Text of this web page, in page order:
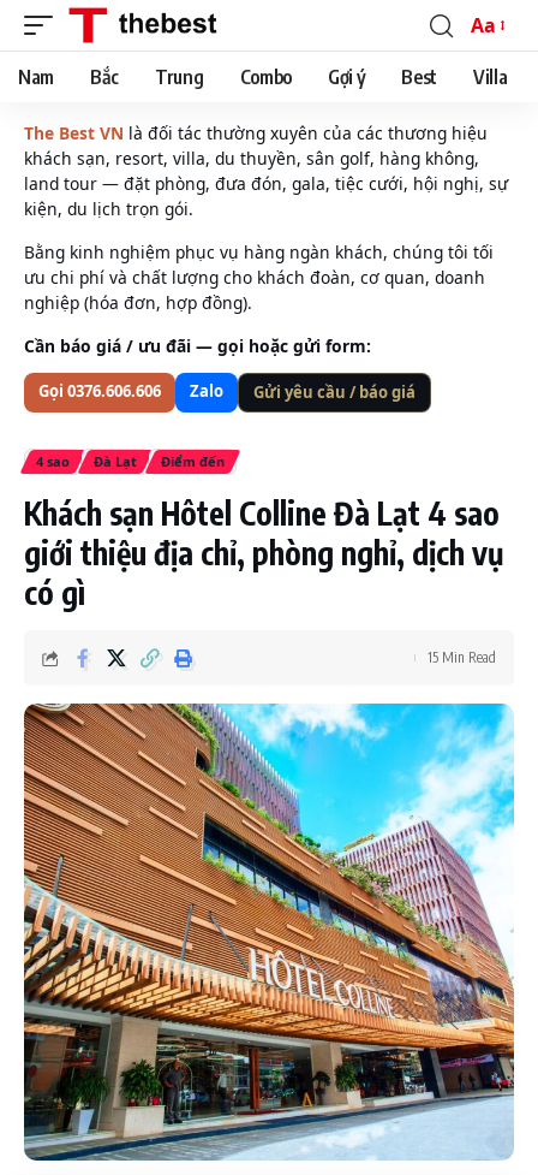
Font
Resizer
Aa
Nam Bắc Trung Combo Gợi ý Best Villa
The Best VN là đối tác thường xuyên của các thương hiệu
khách sạn, resort, villa, du thuyền, sân golf, hàng không,
land tour — đặt phòng, đưa đón, gala, tiệc cưới, hội nghị, sự
kiện, du lịch trọn gói.
Bằng kinh nghiệm phục vụ hàng ngàn khách, chúng tôi tối
ưu chi phí và chất lượng cho khách đoàn, cơ quan, doanh
nghiệp (hóa đơn, hợp đồng).
Cần báo giá / ưu đãi — gọi hoặc gửi form:
Gọi 0376.606.606 Zalo Gửi yêu cầu / báo giá
4 sao Đà Lạt Điểm đến
Khách sạn Hôtel Colline Đà Lạt 4 sao
giới thiệu địa chỉ, phòng nghỉ, dịch vụ
có gì
15 Min Read